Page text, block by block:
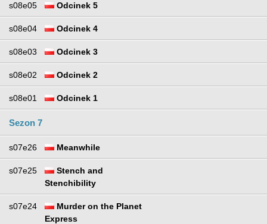
s08e05 Odcinek 5
s08e04 Odcinek 4
s08e03 Odcinek 3
s08e02 Odcinek 2
s08e01 Odcinek 1
Sezon 7
s07e26 Meanwhile
s07e25
Stench and
Stenchibility
s07e24
Murder on the Planet
Express